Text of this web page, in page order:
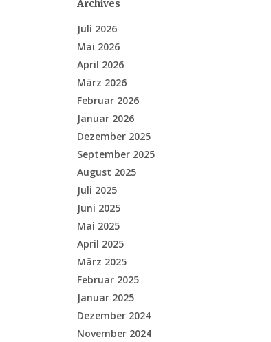
Archives
Juli 2026
Mai 2026
April 2026
März 2026
Februar 2026
Januar 2026
Dezember 2025
September 2025
August 2025
Juli 2025
Juni 2025
Mai 2025
April 2025
März 2025
Februar 2025
Januar 2025
Dezember 2024
November 2024